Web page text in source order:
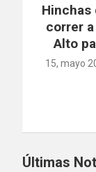
Hinchas
correr
Alto
15, mayo
Últimas